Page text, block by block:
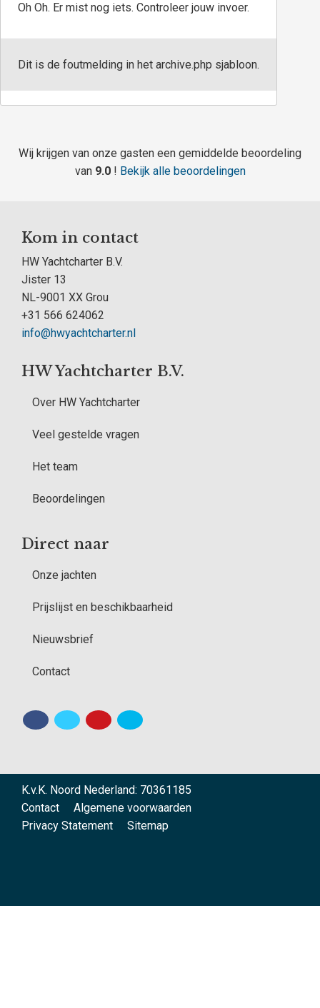
Oh Oh. Er mist nog iets. Controleer jouw invoer.
Dit is de foutmelding in het archive.php sjabloon.
Wij krijgen van onze gasten een gemiddelde beoordeling
van 9.0 ! Bekijk alle beoordelingen
Kom in contact
HW Yachtcharter B.V.
Jister 13
NL-9001 XX Grou
+31 566 624062
info@hwyachtcharter.nl
HW Yachtcharter B.V.
Over HW Yachtcharter
Veel gestelde vragen
Het team
Beoordelingen
Direct naar
Onze jachten
Prijslijst en beschikbaarheid
Nieuwsbrief
Contact
K.v.K. Noord Nederland: 70361185
Contact
Algemene voorwaarden
Privacy Statement
Sitemap